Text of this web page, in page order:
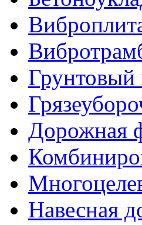
Грунтовый
Дорожная
Навесная